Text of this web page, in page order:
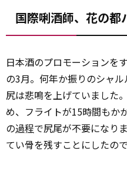
国際唎酒師、花の都
日本酒のプロモーションを
の3月。何年か振りのシャ
尻は悲鳴を上げていました
め、フライトが15時間もか
の過程で尻尾が不要になり
てい骨を残すことにしたの